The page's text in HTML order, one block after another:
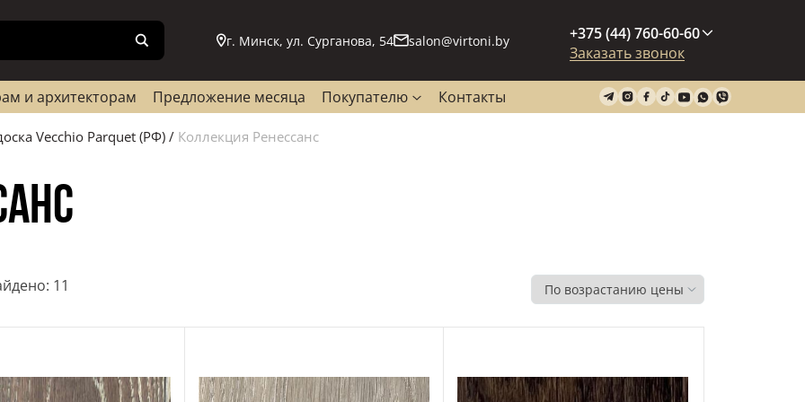
г. Минск, ул. Сурганова, 54 salon@virtoni.by
+375 (44) 760-60-60
Заказать звонок
и архитекторам Предложение месяца Покупателю Контакты
Vecchio Parquet (РФ) / Коллекция Ренессанс
11